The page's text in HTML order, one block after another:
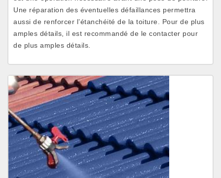
Une réparation des éventuelles défaillances permettra
aussi de renforcer l’étanchéité de la toiture. Pour de plus
amples détails, il est recommandé de le contacter pour
de plus amples détails.